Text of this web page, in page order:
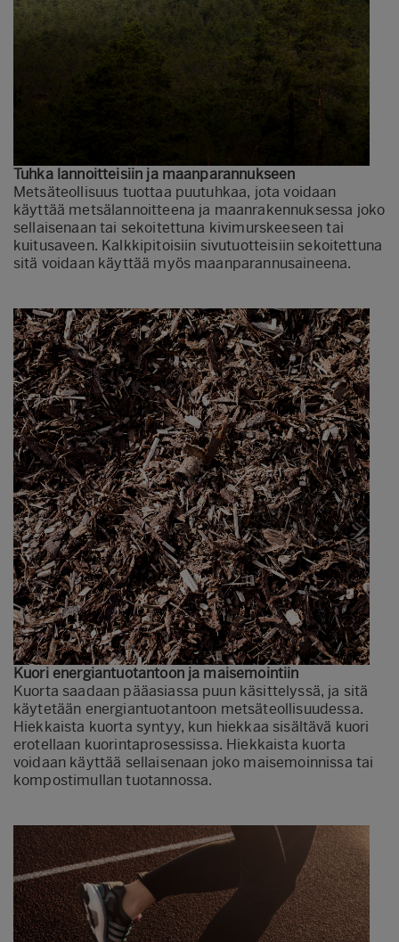
Tuhka lannoitteisiin ja maanparannukseen
Metsäteollisuus tuottaa puutuhkaa, jota voidaan
käyttää metsälannoitteena ja maanrakennuksessa joko
sellaisenaan tai sekoitettuna kivimurskeeseen tai
kuitusaveen. Kalkkipitoisiin sivutuotteisiin sekoitettuna
sitä voidaan käyttää myös maanparannusaineena.
Kuori energiantuotantoon ja maisemointiin
Kuorta saadaan pääasiassa puun käsittelyssä, ja sitä
käytetään energiantuotantoon metsäteollisuudessa.
Hiekkaista kuorta syntyy, kun hiekkaa sisältävä kuori
erotellaan kuorintaprosessissa. Hiekkaista kuorta
voidaan käyttää sellaisenaan joko maisemoinnissa tai
kompostimullan tuotannossa.